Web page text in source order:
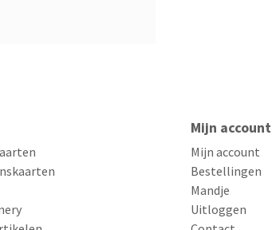
Mijn account
Mijn account
Bestellingen
Mandje
Uitloggen